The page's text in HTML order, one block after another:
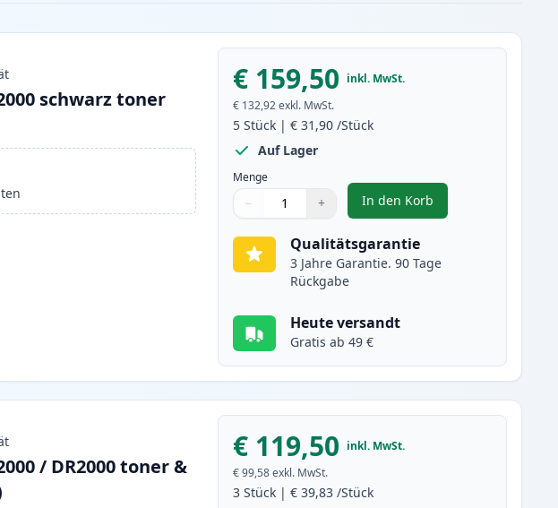
schwarz toner
€ 159,50 inkl. MwSt.
€ 132,92 exkl. MwSt.
5 Stück |€ 31,90 /Stück
Auf Lager
Menge
Menge
Verwenden Sie die Tasten, um anzupassen
− +
Menge 1
In den Korb
, 5 stück Brother TN2000
Qualitätsgarantie
3 Jahre Garantie. 90 Tage
Rückgabe
Heute versandt
Gratis ab 49 €
/ DR2000 toner &
€ 119,50 inkl. MwSt.
€ 99,58 exkl. MwSt.
3 Stück |€ 39,83 /Stück